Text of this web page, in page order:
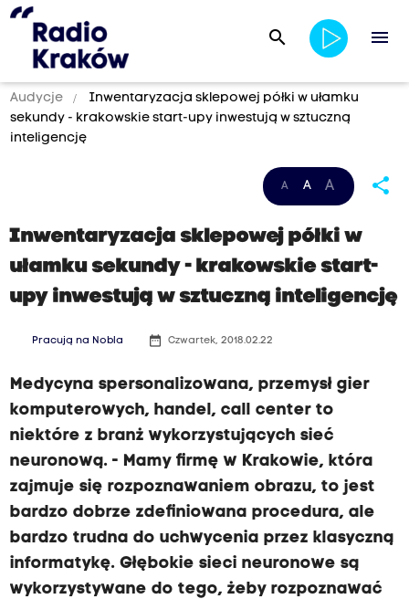
search menu
Audycje
Inwentaryzacja sklepowej półki w ułamku
sekundy - krakowskie start-upy inwestują w sztuczną
inteligencję
A A A share
Inwentaryzacja sklepowej półki w
ułamku sekundy - krakowskie start-
upy inwestują w sztuczną inteligencję
Pracują na Nobla date_range Czwartek, 2018.02.22
Medycyna spersonalizowana, przemysł gier
komputerowych, handel, call center to
niektóre z branż wykorzystujących sieć
neuronową. - Mamy firmę w Krakowie, która
zajmuje się rozpoznawaniem obrazu, to jest
bardzo dobrze zdefiniowana procedura, ale
bardzo trudna do uchwycenia przez klasyczną
informatykę. Głębokie sieci neuronowe są
wykorzystywane do tego, żeby rozpoznawać